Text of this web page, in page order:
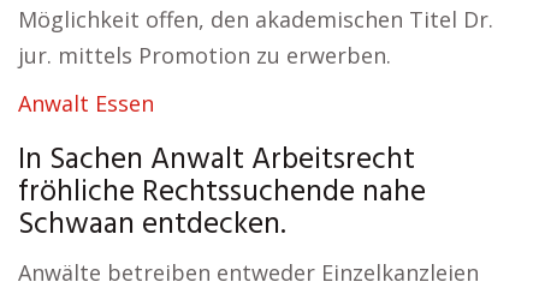
Möglichkeit offen, den akademischen Titel Dr.
jur. mittels Promotion zu erwerben.
Anwalt Essen
In Sachen Anwalt Arbeitsrecht
fröhliche Rechtssuchende nahe
Schwaan entdecken.
Anwälte betreiben entweder Einzelkanzleien